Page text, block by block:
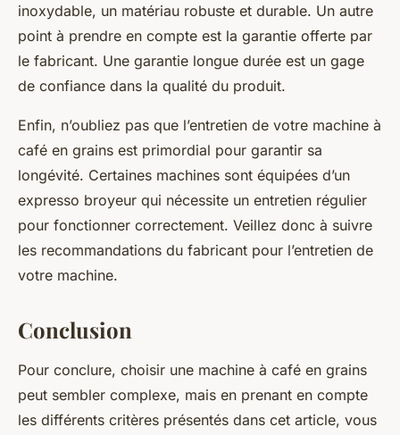
inoxydable, un matériau robuste et durable. Un autre
point à prendre en compte est la garantie offerte par
le fabricant. Une garantie longue durée est un gage
de confiance dans la qualité du produit.
Enfin, n’oubliez pas que l’entretien de votre machine à
café en grains est primordial pour garantir sa
longévité. Certaines machines sont équipées d’un
expresso broyeur qui nécessite un entretien régulier
pour fonctionner correctement. Veillez donc à suivre
les recommandations du fabricant pour l’entretien de
votre machine.
Conclusion
Pour conclure, choisir une machine à café en grains
peut sembler complexe, mais en prenant en compte
les différents critères présentés dans cet article, vous